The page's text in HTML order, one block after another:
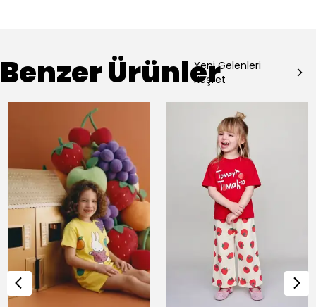
Benzer ÜrünlerYeni Gelenleri
Keşfet